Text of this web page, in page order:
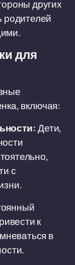
других
родителей
для
включая:
Дети,
с
к
в